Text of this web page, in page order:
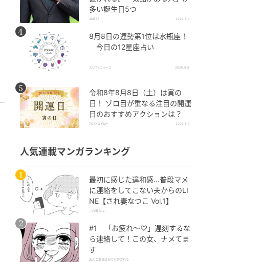
多い誕生日5つ
4MEEE 2026.8.7
8月8日の運勢第1位は水瓶座！
今日の12星座占い
占いTVニュース 2026.8.8
令和8年8月8日（土）は寅の
日！ ゾロ目が重なる注目の開運
日のおすすめアクションは？
TOKYO FM+ 2026.8.7
人気連載マンガランキング
最初に感じた違和感…普段マメ
に連絡をしてこない夫からのLI
NE【され妻なつこ Vol.1】
され妻なつこ
#1 「お疲れ〜♡」遅刻するな
ら連絡して！この女、ナメてま
す
美人な友達は何でも許される